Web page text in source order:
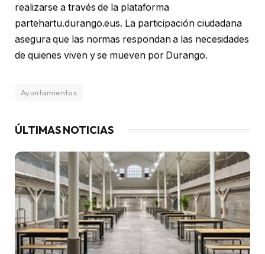
realizarse a través de la plataforma
partehartu.durango.eus. La participación ciudadana
asegura que las normas respondan a las necesidades
de quienes viven y se mueven por Durango.
Ayuntamientos
ÚLTIMAS NOTICIAS